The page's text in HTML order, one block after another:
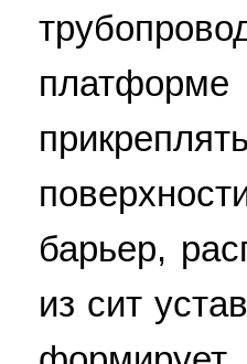
барьер,
из сит